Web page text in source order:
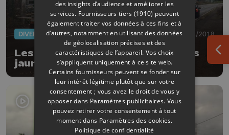
DIVERS 19/11/2018
Les huissiers font partir les gilets
jaunes.
des insights d’audience et améliorer les
services. Fournisseurs tiers (1910) peuvent
également traiter vos données à ces fins et à
d’autres, notamment en utilisant des données
de géolocalisation précises et des
caractéristiques de l’appareil. Vos choix
s’appliquent uniquement à ce site web.
Certains fournisseurs peuvent se fonder sur
leur intérêt légitime plutôt que sur votre
consentement ; vous avez le droit de vous y
opposer dans Paramètres publicitaires. Vous
pouvez retirer votre consentement à tout
moment dans Paramètres des cookies.
Politique de confidentialité